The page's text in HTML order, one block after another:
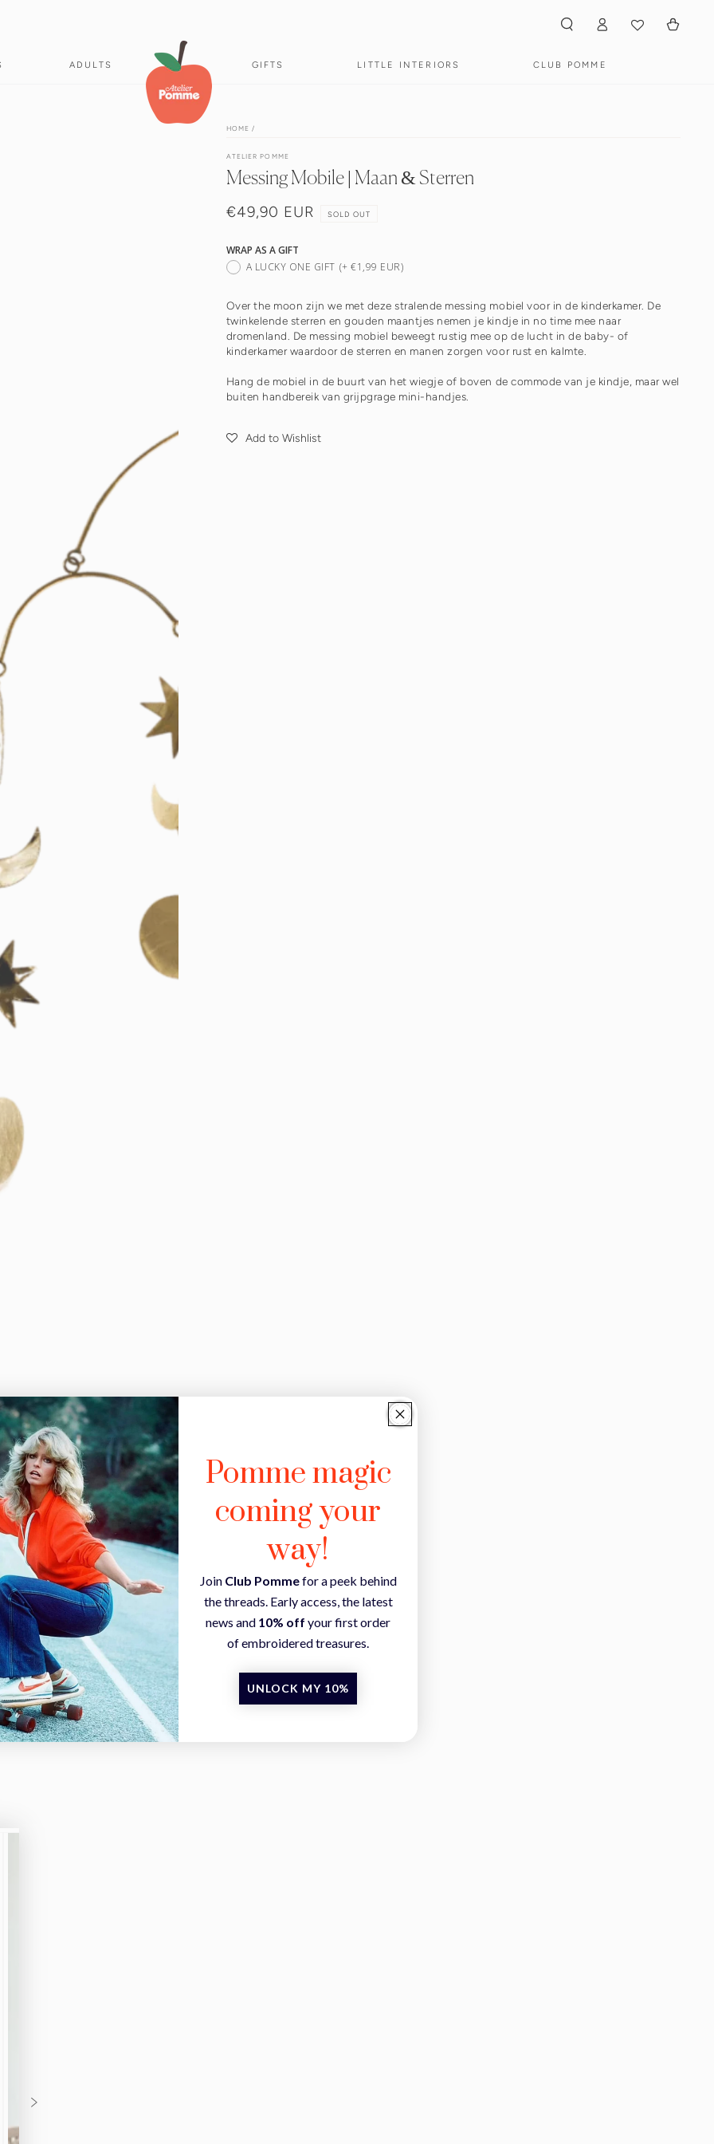
Inloggen Winkelwagen
ADULTS GIFTS LITTLE INTERIORS CLUB POMME
HOME /
ATELIER POMME
Messing Mobile | Maan & Sterren
Normale
€49,90 EUR SOLD OUT
WRAP AS A GIFT
A LUCKY ONE GIFT (+ €1,99 EUR)
Over the moon zijn we met deze stralende messing mobiel voor in de kinderkamer. De
twinkelende sterren en gouden maantjes nemen je kindje in no time mee naar
dromenland. De messing mobiel beweegt rustig mee op de lucht in de baby- of
kinderkamer waardoor de sterren en manen zorgen voor rust en kalmte.
Hang de mobiel in de buurt van het wiegje of boven de commode van je kindje, maar wel
buiten handbereik van grijpgrage mini-handjes.
Add to Wishlist
Pomme magic
coming your
way!
Join Club Pommefor a peek behind
the threads. Early access, the latest
news and 10% off your first order
of embroidered treasures.
UNLOCK MY 10%